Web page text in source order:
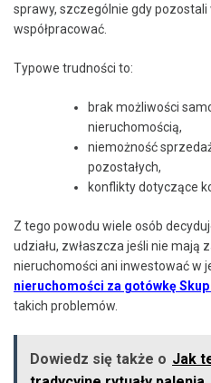
sprawy, szczególnie gdy pozostali
współpracować.
Typowe trudności to:
brak możliwości
nieruchomością,
niemożność
pozostałych,
konflikty dotyczące
Z tego powodu wiele osób
udziału, zwłaszcza jeśli nie mają
nieruchomości ani inwestować w
nieruchomości za gotówkę Skup
takich problemów.
Dowiedz się także o Jak